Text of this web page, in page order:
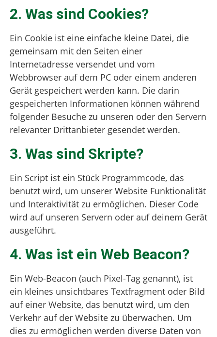
2. Was sind Cookies?
Ein Cookie ist eine einfache kleine Datei, die
gemeinsam mit den Seiten einer
Internetadresse versendet und vom
Webbrowser auf dem PC oder einem anderen
Gerät gespeichert werden kann. Die darin
gespeicherten Informationen können während
folgender Besuche zu unseren oder den Servern
relevanter Drittanbieter gesendet werden.
3. Was sind Skripte?
Ein Script ist ein Stück Programmcode, das
benutzt wird, um unserer Website Funktionalität
und Interaktivität zu ermöglichen. Dieser Code
wird auf unseren Servern oder auf deinem Gerät
ausgeführt.
4. Was ist ein Web Beacon?
Ein Web-Beacon (auch Pixel-Tag genannt), ist
ein kleines unsichtbares Textfragment oder Bild
auf einer Website, das benutzt wird, um den
Verkehr auf der Website zu überwachen. Um
dies zu ermöglichen werden diverse Daten von